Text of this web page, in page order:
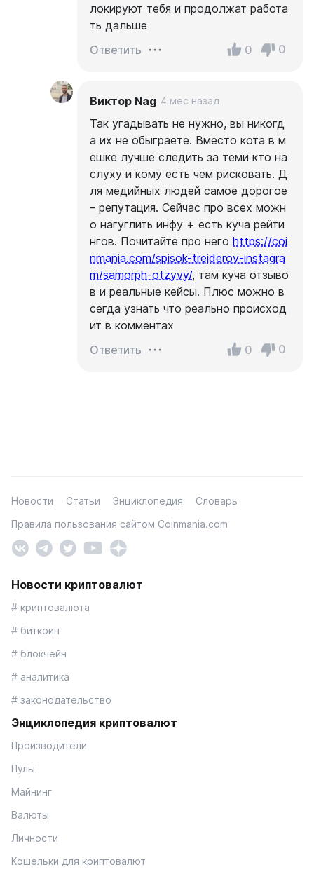
локируют тебя и продолжат работа
ть дальше
Ответить
0 0
Виктор Nag 4 мес назад
Так угадывать не нужно, вы никогд
а их не обыграете. Вместо кота в м
ешке лучше следить за теми кто на
слуху и кому есть чем рисковать. Д
ля медийных людей самое дорогое
– репутация. Сейчас про всех можн
о нагуглить инфу + есть куча рейти
нгов. Почитайте про него https://coi
nmania.com/spisok-trejderov-instagra
m/samorph-otzyvy/, там куча отзыво
в и реальные кейсы. Плюс можно в
сегда узнать что реально происход
ит в комментах
Ответить
0 0
Новости Статьи Энциклопедия
Словарь
Правила пользования сайтом Coinmania.com
Новости криптовалют
# криптовалюта
# биткоин
# блокчейн
# аналитика
# законодательство
Энциклопедия криптовалют
Производители
Пулы
Майнинг
Валюты
Личности
Кошельки для криптовалют